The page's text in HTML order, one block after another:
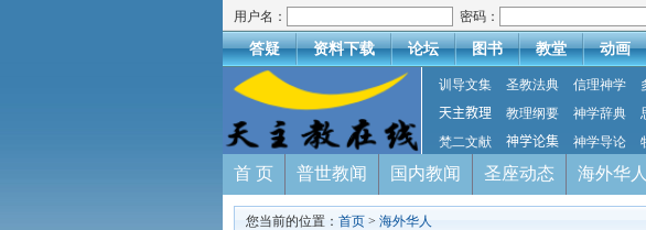
用户名： 密码：
答疑 资料下载 论坛 图书 教堂 动画
训导文集 圣教法典 信理神学
天主教理
教理纲要 神学辞典
梵二文献
神学论集 神学导论
首 页 普世教闻 国内教闻 圣座动态 海外华人
您当前的位置： 首页 > 海外华人